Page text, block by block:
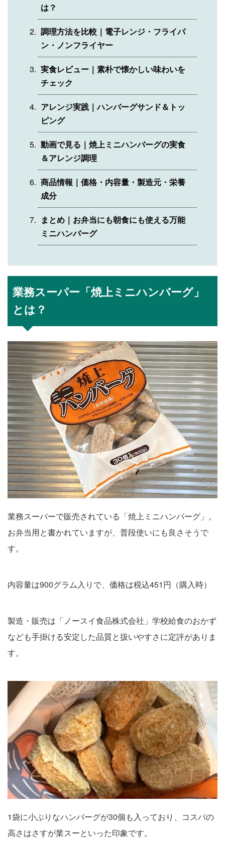
は？
調理方法を比較｜電子レンジ・フライパ
ン・ノンフライヤー
実食レビュー｜素朴で懐かしい味わいを
チェック
アレンジ実践｜ハンバーグサンド＆トッ
ピング
動画で見る｜焼上ミニハンバーグの実食
＆アレンジ調理
商品情報｜価格・内容量・製造元・栄養
成分
まとめ｜お弁当にも朝食にも使える万能
ミニハンバーグ
業務スーパー「焼上ミニハンバーグ」
とは？
業務スーパーで販売されている「焼上ミニハンバーグ」。
お弁当用と書かれていますが、普段使いにも良さそうで
す。
内容量は900グラム入りで、価格は税込451円（購入時）
製造・販売は「ノースイ食品株式会社」学校給食のおかず
なども手掛ける安定した品質と扱いやすさに定評がありま
す。
1袋に小ぶりなハンバーグが30個も入っており、コスパの
高さはさすが業スーといった印象です。